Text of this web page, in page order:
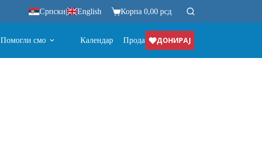
Српски| English Корпа 0,00 рсд
Помогли смо Календар ПродавницаДОНИРАЈ